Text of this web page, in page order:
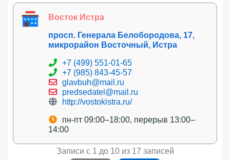
Восток Истра
просп. Генерала Белобородова, 17,
микрорайон Восточный, Истра
+7 (499) 551-01-65
+7 (985) 843-45-57
glavbuh@mail.ru
predsedatel@mail.ru
http://vostokistra.ru/
пн-пт 09:00–18:00, перерыв 13:00–
14:00
Записи с 1 до 10 из 17 записей